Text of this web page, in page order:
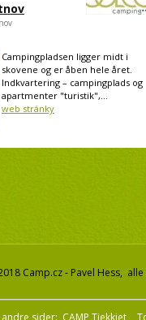
Campingpladsen ligger midt i
skovene og er åben hele året.
Indkvartering – campingplads og
apartmenter "turistik",...
web stránky
Camp.cz - Pavel Hess,
sider: CAMP Tjekkiet